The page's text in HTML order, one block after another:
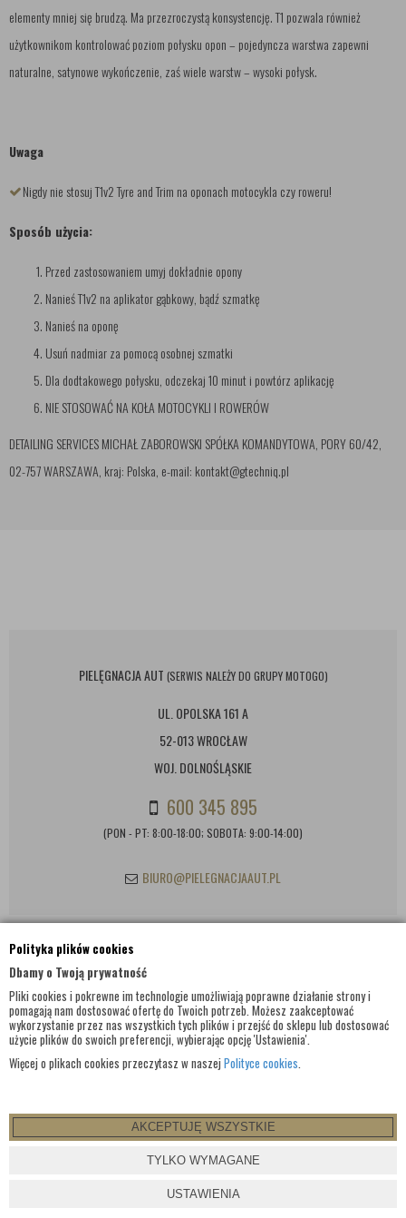
Polityka plików cookies
Dbamy o Twoją prywatność
Pliki cookies i pokrewne im technologie umożliwiają poprawne działanie strony i
pomagają nam dostosować ofertę do Twoich potrzeb. Możesz zaakceptować
wykorzystanie przez nas wszystkich tych plików i przejść do sklepu lub dostosować
użycie plików do swoich preferencji, wybierając opcję 'Ustawienia'.
Więcej o plikach cookies przeczytasz w naszej Polityce cookies.
AKCEPTUJĘ WSZYSTKIE
TYLKO WYMAGANE
USTAWIENIA
elementy mniej się brudzą. Ma przezroczystą konsystencję. T1 pozwala również
użytkownikom kontrolować poziom połysku opon – pojedyncza warstwa zapewni
naturalne, satynowe wykończenie, zaś wiele warstw – wysoki połysk.
Uwaga
Nigdy nie stosuj T1v2 Tyre and Trim na oponach motocykla czy roweru!
Sposób użycia:
Przed zastosowaniem umyj dokładnie opony
Nanieś T1v2 na aplikator gąbkowy, bądź szmatkę
Nanieś na oponę
Usuń nadmiar za pomocą osobnej szmatki
Dla dodtakowego połysku, odczekaj 10 minut i powtórz aplikację
NIE STOSOWAĆ NA KOŁA MOTOCYKLI I ROWERÓW
DETAILING SERVICES MICHAŁ ZABOROWSKI SPÓŁKA KOMANDYTOWA, PORY 60/42,
02-757 WARSZAWA, kraj: Polska, e-mail: kontakt@gtechniq.pl
PIELĘGNACJA AUT (SERWIS NALEŻY DO GRUPY MOTOGO)
UL. OPOLSKA 161 A
52-013 WROCŁAW
WOJ. DOLNOŚLĄSKIE
600 345 895
(PON - PT: 8:00-18:00; SOBOTA: 9:00-14:00)
BIURO@PIELEGNACJAAUT.PL
INFORMACJE KONTAKTOWE
© WSZELKIE PRAWA ZASTRZEŻONE 2017 |PIELEGNACJAAUT.PL